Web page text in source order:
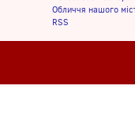
Обличчя нашого
RSS